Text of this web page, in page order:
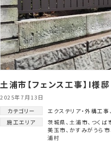
土浦市【フェンス工事】I様邸
2025年7月13日
カテゴリー
エクステリア・外構工事
施工エリア
茨城県、土浦市、 つくば
美玉市、 かすみがうら市
浦村